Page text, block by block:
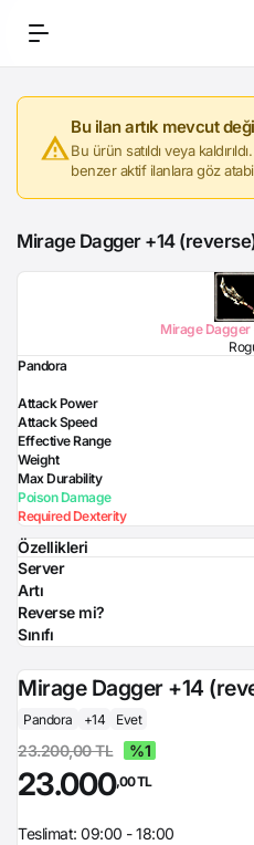
Bu ilan artık mevcut
Bu ürün satıldı veya
benzer aktif ilanlara göz
Mirage Dagger +14
Mirage Dagger
Pandora
Attack Power
Attack Speed
Effective Range
Weight
Max Durability
Poison Damage
Required Dexterity
Özellikleri
Server
Artı
Reverse mi?
Sınıfı
Mirage Dagger +14
Pandora +14 Evet
23.200,00 TL %1
23.000,00 TL
Teslimat: 09:00 - 18:00